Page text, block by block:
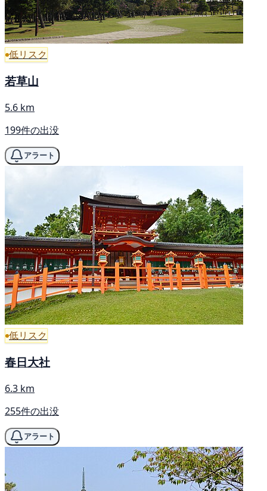
低リスク
若草山
5.6 km
199件の出没
アラート
低リスク
春日大社
6.3 km
255件の出没
アラート